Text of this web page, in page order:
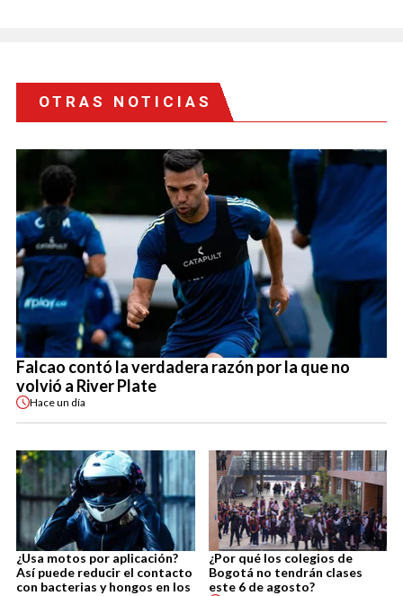
OTRAS NOTICIAS
Falcao contó la verdadera razón por la que no
volvió a River Plate
Haceun día
¿Usa motos por aplicación?
Así puede reducir el contacto
con bacterias y hongos en los
¿Por qué los colegios de
Bogotá no tendrán clases
este 6 de agosto?